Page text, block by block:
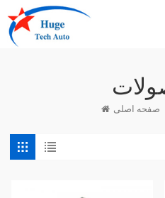
صفحه اصلی